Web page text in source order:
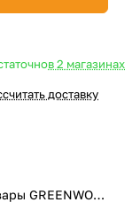
в 2 магазинах
доставку
Все товары GREENWORKS